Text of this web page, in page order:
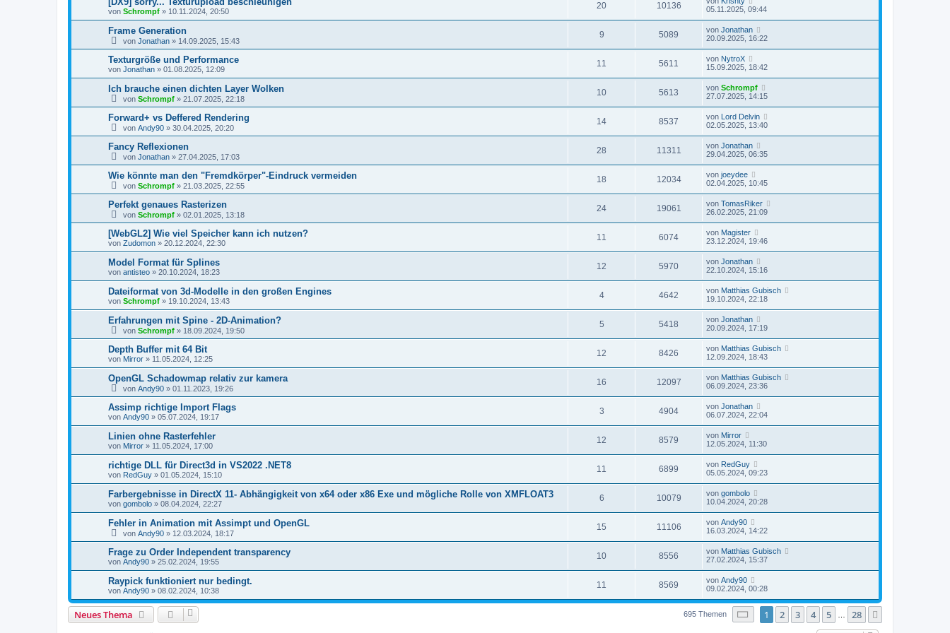
von Schrompf » 10.11.2024, 20:50
20 10136
05.11.2025, 09:44
Frame Generation
von Jonathan » 14.09.2025, 15:43
9 5089 von Jonathan
20.09.2025, 16:22
Texturgröße und Performance
von Jonathan » 01.08.2025, 12:09
11 5611 von NytroX
15.09.2025, 18:42
Ich brauche einen dichten Layer Wolken
von Schrompf » 21.07.2025, 22:18
10 5613 von Schrompf
27.07.2025, 14:15
Forward+ vs Deffered Rendering
von Andy90 » 30.04.2025, 20:20
14 8537 von Lord Delvin
02.05.2025, 13:40
Fancy Reflexionen
von Jonathan » 27.04.2025, 17:03
28 11311 von Jonathan
29.04.2025, 06:35
Wie könnte man den "Fremdkörper"-Eindruck vermeiden
von Schrompf » 21.03.2025, 22:55
18 12034 von joeydee
02.04.2025, 10:45
Perfekt genaues Rasterizen
von Schrompf » 02.01.2025, 13:18
24 19061 von TomasRiker
26.02.2025, 21:09
[WebGL2] Wie viel Speicher kann ich nutzen?
von Zudomon » 20.12.2024, 22:30
11 6074 von Magister
23.12.2024, 19:46
Model Format für Splines
von antisteo » 20.10.2024, 18:23
12 5970 von Jonathan
22.10.2024, 15:16
Dateiformat von 3d-Modelle in den großen Engines
von Schrompf » 19.10.2024, 13:43
4 4642 von Matthias Gubisch
19.10.2024, 22:18
Erfahrungen mit Spine - 2D-Animation?
von Schrompf » 18.09.2024, 19:50
5 5418 von Jonathan
20.09.2024, 17:19
Depth Buffer mit 64 Bit
von Mirror » 11.05.2024, 12:25
12 8426 von Matthias Gubisch
12.09.2024, 18:43
OpenGL Schadowmap relativ zur kamera
von Andy90 » 01.11.2023, 19:26
16 12097 von Matthias Gubisch
06.09.2024, 23:36
Assimp richtige Import Flags
von Andy90 » 05.07.2024, 19:17
3 4904 von Jonathan
06.07.2024, 22:04
Linien ohne Rasterfehler
von Mirror » 11.05.2024, 17:00
12 8579 von Mirror
12.05.2024, 11:30
richtige DLL für Direct3d in VS2022 .NET8
von RedGuy » 01.05.2024, 15:10
11 6899 von RedGuy
05.05.2024, 09:23
Farbergebnisse in DirectX 11- Abhängigkeit von x64 oder x86 Exe und mögliche Rolle von XMFLOAT3
von gombolo » 08.04.2024, 22:27
6 10079 von gombolo
10.04.2024, 20:28
Fehler in Animation mit Assimpt und OpenGL
von Andy90 » 12.03.2024, 18:17
15 11106 von Andy90
16.03.2024, 14:22
Frage zu Order Independent transparency
von Andy90 » 25.02.2024, 19:55
10 8556 von Matthias Gubisch
27.02.2024, 15:37
Raypick funktioniert nur bedingt.
von Andy90 » 08.02.2024, 10:38
11 8569 von Andy90
09.02.2024, 00:28
Neues Thema 695 Themen Seite von28
1 2 3 4 5 28